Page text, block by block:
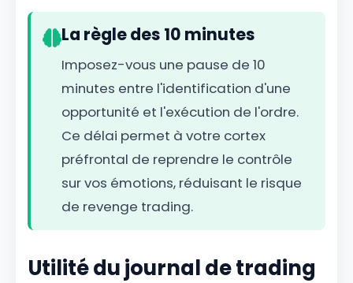
La règle des 10 minutes
Imposez-vous une pause de 10
minutes entre l'identification d'une
opportunité et l'exécution de l'ordre.
Ce délai permet à votre cortex
préfrontal de reprendre le contrôle
sur vos émotions, réduisant le risque
de revenge trading.
Utilité du journal de trading